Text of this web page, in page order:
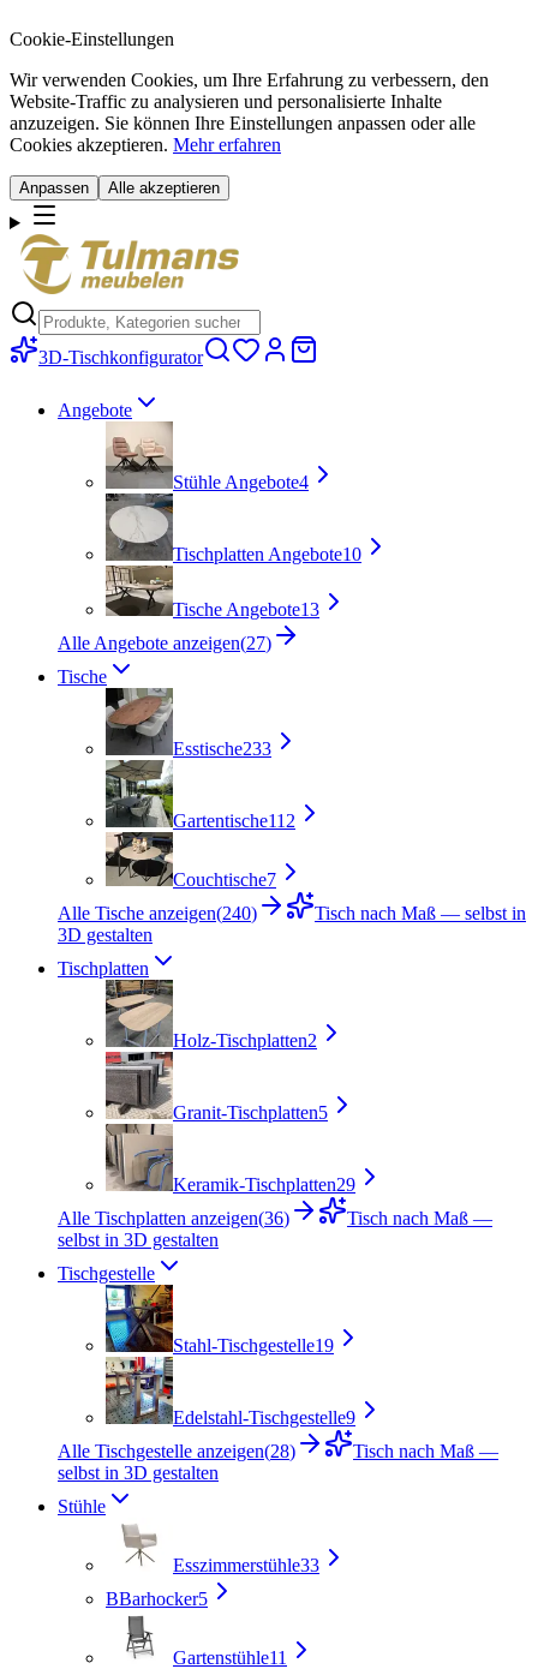
Cookie-Einstellungen
Wir verwenden Cookies, um Ihre Erfahrung zu verbessern, den
Website-Traffic zu analysieren und personalisierte Inhalte
anzuzeigen. Sie können Ihre Einstellungen anpassen oder alle
Cookies akzeptieren. Mehr erfahren
Anpassen Alle akzeptieren
3D-Tischkonfigurator
Angebote
Stühle Angebote4
Tischplatten Angebote10
Tische Angebote13
Alle Angebote anzeigen(27)
Tische
Esstische233
Gartentische112
Couchtische7
Alle Tische anzeigen(240)
Tisch nach Maß — selbst in
3D gestalten
Tischplatten
Holz-Tischplatten2
Granit-Tischplatten5
Keramik-Tischplatten29
Alle Tischplatten anzeigen(36)
Tisch nach Maß —
selbst in 3D gestalten
Tischgestelle
Stahl-Tischgestelle19
Edelstahl-Tischgestelle9
Alle Tischgestelle anzeigen(28)
Tisch nach Maß —
selbst in 3D gestalten
Stühle
Esszimmerstühle33
BBarhocker5
Gartenstühle11